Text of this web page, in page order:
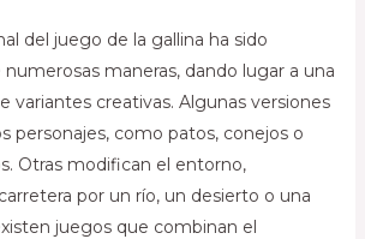
del juego de la gallina ha sido
maneras, dando lugar a una
variantes creativas. Algunas versiones
personajes, como patos, conejos o
Otras modifican el entorno,
por un río, un desierto o una
juegos que combinan el